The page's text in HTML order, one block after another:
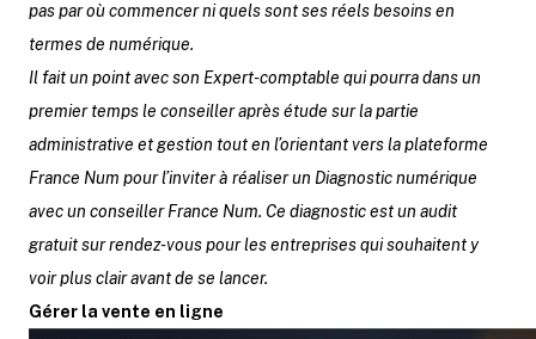
pas par où commencer ni quels sont ses réels besoins en
termes de numérique.
Il fait un point avec son Expert-comptable qui pourra dans un
premier temps le conseiller après étude sur la partie
administrative et gestion tout en l’orientant vers la plateforme
France Num pour l’inviter à réaliser un Diagnostic numérique
avec un conseiller France Num. Ce diagnostic est un audit
gratuit sur rendez-vous pour les entreprises qui souhaitent y
voir plus clair avant de se lancer.
Gérer la vente en ligne